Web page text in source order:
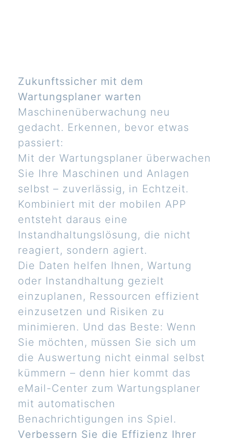
Zukunftssicher mit dem
Wartungsplaner warten
Maschinenüberwachung neu
gedacht. Erkennen, bevor etwas
passiert:
Mit der Wartungsplaner überwachen
Sie Ihre Maschinen und Anlagen
selbst – zuverlässig, in Echtzeit.
Kombiniert mit der mobilen APP
entsteht daraus eine
Instandhaltungslösung, die nicht
reagiert, sondern agiert.
Die Daten helfen Ihnen, Wartung
oder Instandhaltung gezielt
einzuplanen, Ressourcen effizient
einzusetzen und Risiken zu
minimieren. Und das Beste: Wenn
Sie möchten, müssen Sie sich um
die Auswertung nicht einmal selbst
kümmern – denn hier kommt das
eMail-Center zum Wartungsplaner
mit automatischen
Benachrichtigungen ins Spiel.
Verbessern Sie die Effizienz Ihrer